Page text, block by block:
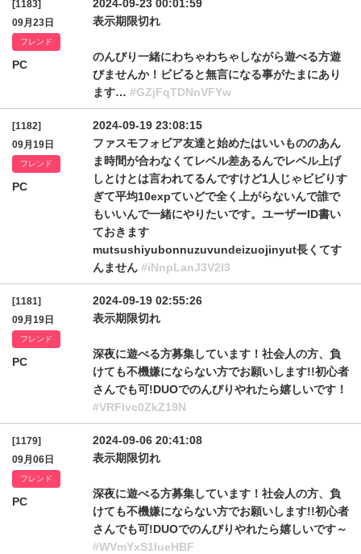
[1183]
09月23日
フレンド
PC
2024-09-23 00:01:59
表示期限切れ
のんびり一緒にわちゃわちゃしながら遊べる方遊
びませんか！ビビると無言になる事がたまにあり
ます… #GZjFqTDNnVFYw
[1182]
09月19日
フレンド
PC
2024-09-19 23:08:15
ファスモフォビア友達と始めたはいいもののあん
ま時間が合わなくてレベル差あるんでレベル上げ
しとけとは言われてるんですけど1人じゃビビりす
ぎて平均10expていどで全く上がらないんで誰で
もいいんで一緒にやりたいです。ユーザーID書い
ておきます
mutsushiyubonnuzuvundeizuojinyut長くてす
んません #iNnpLanJ3V2l3
[1181]
09月19日
フレンド
PC
2024-09-19 02:55:26
表示期限切れ
深夜に遊べる方募集しています！社会人の方、負
けても不機嫌にならない方でお願いします!!初心者
さんでも可!DUOでのんびりやれたら嬉しいです！
#VRFlvc0ZkZ19N
[1179]
09月06日
フレンド
PC
2024-09-06 20:41:08
表示期限切れ
深夜に遊べる方募集しています！社会人の方、負
けても不機嫌にならない方でお願いします!!初心者
さんでも可!DUOでのんびりやれたら嬉しいです～
#WVmYxS1lueHBF